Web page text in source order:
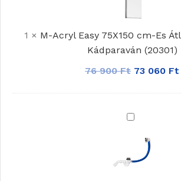
cm-
Es
Átlátszó
Üveges
(20301)
1 × M-Acryl Easy 75X150 cm-Es
Kádparaván (20301)
76 900Ft 73 060 Ft
M-
Normál
Automata